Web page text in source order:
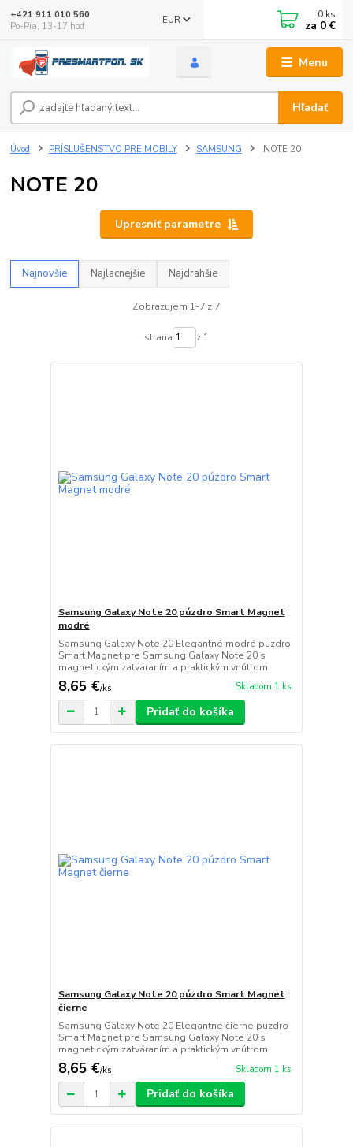
Menu
EUR
Hľadať
+421 911 010 560
Po-Pia, 13-17 hod.
0 ks
za 0 €
Úvod PRÍSLUŠENSTVO PRE MOBILY SAMSUNG NOTE 20
NOTE 20
Upresniť parametre
Najnovšie Najlacnejšie Najdrahšie
Zobrazujem 1-7 z 7
strana z 1
Samsung Galaxy Note 20 púzdro Smart Magnet
modré
Samsung Galaxy Note 20 Elegantné modré puzdro
Smart Magnet pre Samsung Galaxy Note 20 s
magnetickým zatváraním a praktickým vnútrom.
8,65 €/ks Skladom 1 ks
Pridať do košíka
Samsung Galaxy Note 20 púzdro Smart Magnet
čierne
Samsung Galaxy Note 20 Elegantné čierne puzdro
Smart Magnet pre Samsung Galaxy Note 20 s
magnetickým zatváraním a praktickým vnútrom.
8,65 €/ks Skladom 1 ks
Pridať do košíka